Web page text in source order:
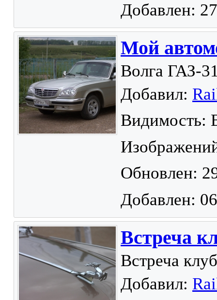
Добавлен:
Мой
Волга ГАЗ-
Добавил:
Видимость:
Обновлен:
Добавлен:
Встреча
Встреча
Добавил: